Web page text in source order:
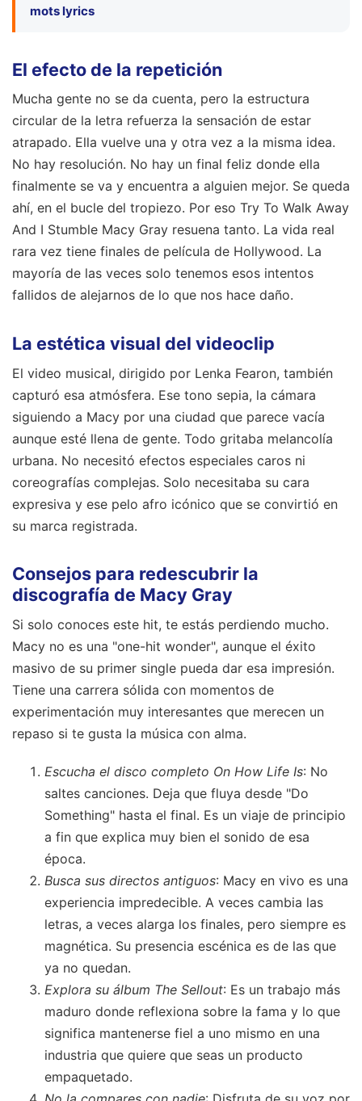
mots lyrics
El efecto de la repetición
Mucha gente no se da cuenta, pero la estructura
circular de la letra refuerza la sensación de estar
atrapado. Ella vuelve una y otra vez a la misma idea.
No hay resolución. No hay un final feliz donde ella
finalmente se va y encuentra a alguien mejor. Se queda
ahí, en el bucle del tropiezo. Por eso Try To Walk Away
And I Stumble Macy Gray resuena tanto. La vida real
rara vez tiene finales de película de Hollywood. La
mayoría de las veces solo tenemos esos intentos
fallidos de alejarnos de lo que nos hace daño.
La estética visual del videoclip
El video musical, dirigido por Lenka Fearon, también
capturó esa atmósfera. Ese tono sepia, la cámara
siguiendo a Macy por una ciudad que parece vacía
aunque esté llena de gente. Todo gritaba melancolía
urbana. No necesitó efectos especiales caros ni
coreografías complejas. Solo necesitaba su cara
expresiva y ese pelo afro icónico que se convirtió en
su marca registrada.
Consejos para redescubrir la
discografía de Macy Gray
Si solo conoces este hit, te estás perdiendo mucho.
Macy no es una "one-hit wonder", aunque el éxito
masivo de su primer single pueda dar esa impresión.
Tiene una carrera sólida con momentos de
experimentación muy interesantes que merecen un
repaso si te gusta la música con alma.
Escucha el disco completo On How Life Is: No
saltes canciones. Deja que fluya desde "Do
Something" hasta el final. Es un viaje de principio
a fin que explica muy bien el sonido de esa
época.
Busca sus directos antiguos: Macy en vivo es una
experiencia impredecible. A veces cambia las
letras, a veces alarga los finales, pero siempre es
magnética. Su presencia escénica es de las que
ya no quedan.
Explora su álbum The Sellout: Es un trabajo más
maduro donde reflexiona sobre la fama y lo que
significa mantenerse fiel a uno mismo en una
industria que quiere que seas un producto
empaquetado.